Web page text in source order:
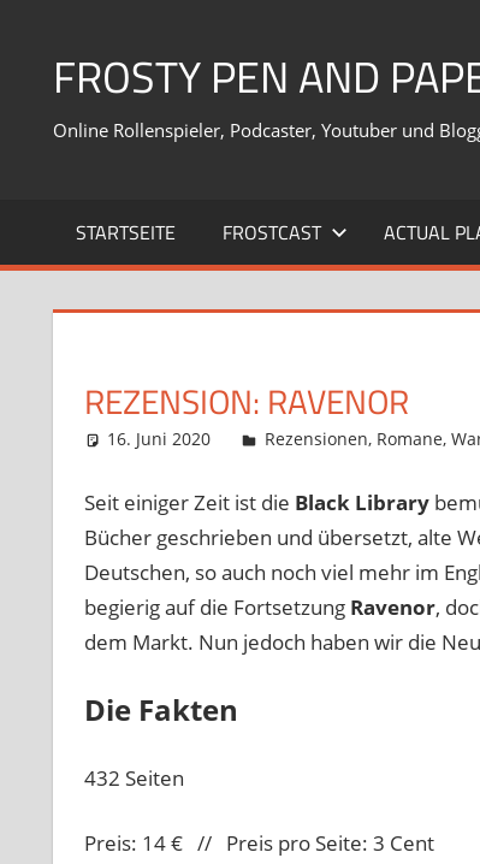
springenFROSTY PEN AND
Online Rollenspieler, Podcaster, Youtuber und
STARTSEITE FROSTCAST ACTUAL
REZENSION: RAVENOR
16. Juni 2020 Frosty
Rezensionen, Romane,
Seit einiger Zeit ist die Black Library
Bücher geschrieben und übersetzt, alte
Deutschen, so auch noch viel mehr im
begierig auf die Fortsetzung Ravenor,
dem Markt. Nun jedoch haben wir die
Die Fakten
432 Seiten
Preis: 14 € // Preis pro Seite: 3 Cent